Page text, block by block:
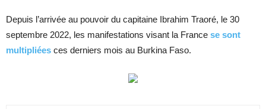
Depuis l’arrivée au pouvoir du capitaine Ibrahim Traoré, le 30
septembre 2022, les manifestations visant la France se sont
multipliées ces derniers mois au Burkina Faso.